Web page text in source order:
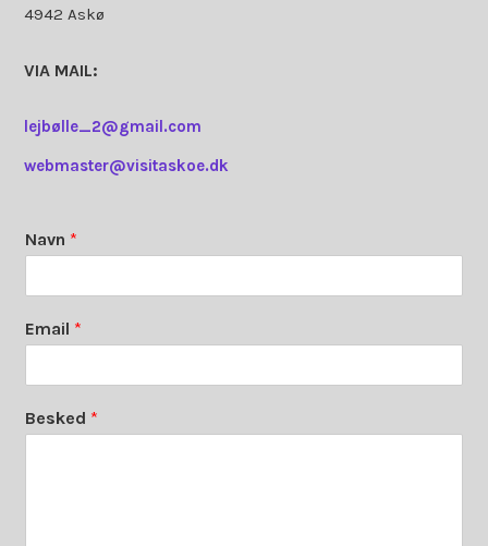
4942 Askø
VIA MAIL:
lejbølle_2@gmail.com
webmaster@visitaskoe.dk
Navn *
Email *
Besked *